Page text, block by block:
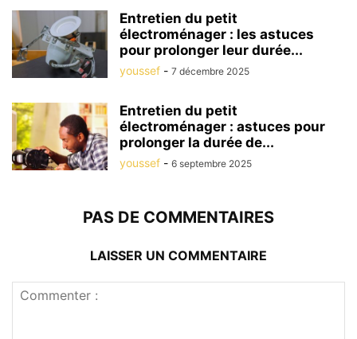
Entretien du petit
électroménager : les astuces
pour prolonger leur durée...
youssef - 7 décembre 2025
Entretien du petit
électroménager : astuces pour
prolonger la durée de...
youssef - 6 septembre 2025
PAS DE COMMENTAIRES
LAISSER UN COMMENTAIRE